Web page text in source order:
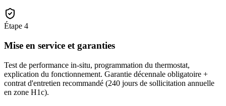
Étape 4
Mise en service et garanties
Test de performance in-situ, programmation du thermostat,
explication du fonctionnement. Garantie décennale obligatoire +
contrat d'entretien recommandé (240 jours de sollicitation annuelle
en zone H1c).